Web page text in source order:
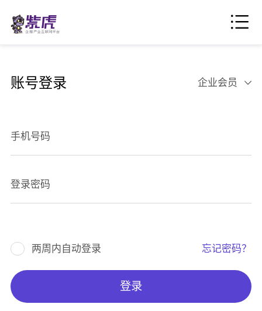
账号登录 企业会员
手机号码
登录密码
两周内自动登录 忘记密码？